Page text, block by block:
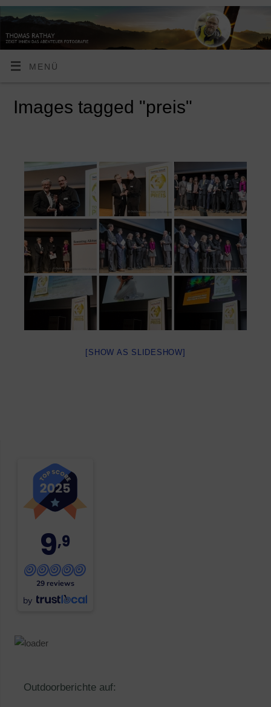
MENÜ
Images tagged "preis"
[SHOW AS SLIDESHOW]
9,9
29 reviews
by
Outdoorberichte auf: